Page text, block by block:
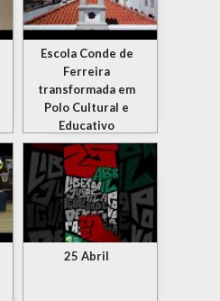
Escola Conde de
Ferreira
transformada em
Polo Cultural e
Educativo
25 Abril